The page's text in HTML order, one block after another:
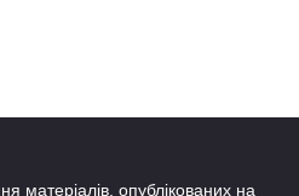
матеріалів, опублікованих на